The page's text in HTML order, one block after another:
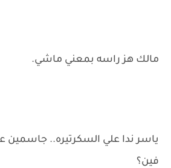
مالك هز راسه بمعني ماشي.
ياسر ندا علي السكرتيره.. جاسمين
فين؟